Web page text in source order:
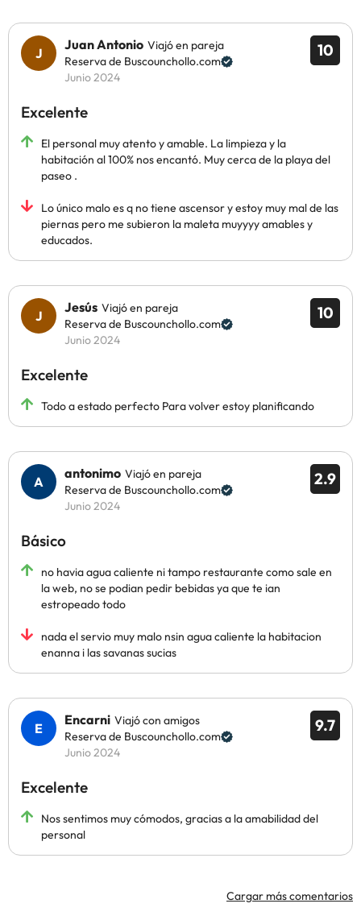
10
Juan Antonio Viajó en pareja
Reserva de Buscounchollo.com
Junio 2024
Excelente
El personal muy atento y amable. La limpieza y la
habitación al 100% nos encantó. Muy cerca de la playa del
paseo .
Lo único malo es q no tiene ascensor y estoy muy mal de las
piernas pero me subieron la maleta muyyyy amables y
educados.
10
Jesús Viajó en pareja
Reserva de Buscounchollo.com
Junio 2024
Excelente
Todo a estado perfecto Para volver estoy planificando
2.9
antonimo Viajó en pareja
Reserva de Buscounchollo.com
Junio 2024
Básico
no havia agua caliente ni tampo restaurante como sale en
la web, no se podian pedir bebidas ya que te ian
estropeado todo
nada el servio muy malo nsin agua caliente la habitacion
enanna i las savanas sucias
9.7
Encarni Viajó con amigos
Reserva de Buscounchollo.com
Junio 2024
Excelente
Nos sentimos muy cómodos, gracias a la amabilidad del
personal
Cargar más comentarios